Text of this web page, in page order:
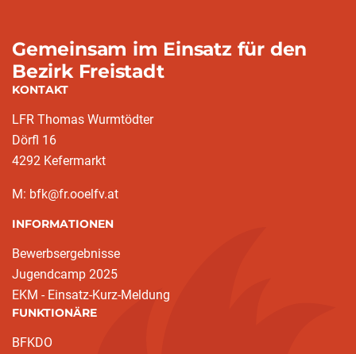
Gemeinsam im Einsatz für den
Bezirk Freistadt
KONTAKT
LFR Thomas Wurmtödter
Dörfl 16
4292 Kefermarkt
M: bfk@fr.ooelfv.at
INFORMATIONEN
Bewerbsergebnisse
Jugendcamp 2025
EKM - Einsatz-Kurz-Meldung
FUNKTIONÄRE
BFKDO